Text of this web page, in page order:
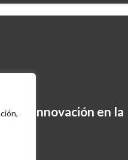
e innovación en la